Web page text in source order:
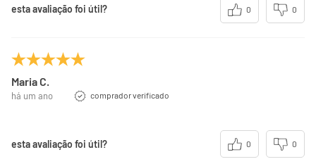
esta avaliação foi útil? 0 0
Maria C.
há um ano comprador verificado
esta avaliação foi útil? 0 0